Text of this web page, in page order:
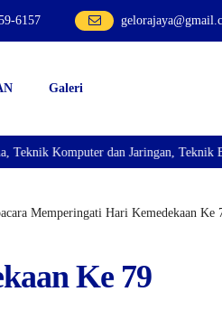
6157
Galeri
Bisnis Sepeda Motor, dan
Memperingati Hari Kemedekaan Ke
Ke 79